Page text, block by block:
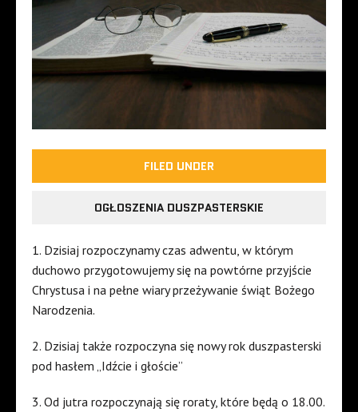
FILED UNDER
OGŁOSZENIA DUSZPASTERSKIE
1. Dzisiaj rozpoczynamy czas adwentu, w którym
duchowo przygotowujemy się na powtórne przyjście
Chrystusa i na pełne wiary przeżywanie świąt Bożego
Narodzenia.
2. Dzisiaj także rozpoczyna się nowy rok duszpasterski
pod hasłem „Idźcie i głoście”
3. Od jutra rozpoczynają się roraty, które będą o 18.00.